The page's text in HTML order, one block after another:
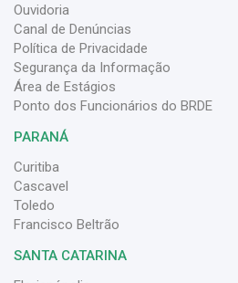
Ouvidoria
Canal de Denúncias
Política de Privacidade
Segurança da Informação
Área de Estágios
Ponto dos Funcionários do BRDE
PARANÁ
Curitiba
Cascavel
Toledo
Francisco Beltrão
SANTA CATARINA